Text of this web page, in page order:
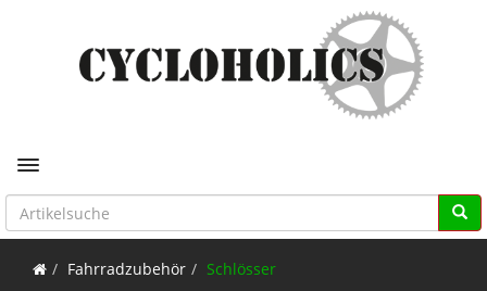
Toggle navigation
Fahrradzubehör Schlösser